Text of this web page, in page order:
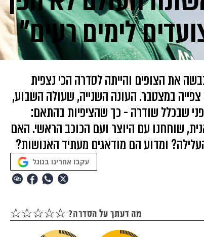
לימים רעים"
את הצופים והייתה לסדרה הכי נצפית
במצטבר. העונה השנייה, שעולה השבוע,
שבכלל שודרה - כך שהציפיות בהתאם:
שוחחנו עם היוצר ועם הכוכב הראשי. האם
ומדוע הם מודאגים מעתיד האנושות?
עקבו אחרינו בגוגל